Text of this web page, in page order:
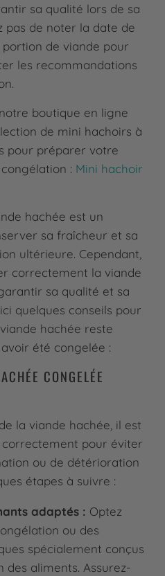
sa qualité lors de sa
pas de noter la date de
de viande pour
les recommandations
boutique en ligne
de mini hachoirs à
pour préparer votre
: Mini hachoir
hachée est un
sa fraîcheur et sa
ultérieure. Cependant,
correctement la viande
sa qualité et sa
quelques conseils pour
hachée reste
été congelée :
CONGELÉE
la viande hachée, il est
pour éviter
ou de détérioration
étapes à suivre :
adaptés : Optez
ou des
spécialement conçus
des aliments. Assurez-